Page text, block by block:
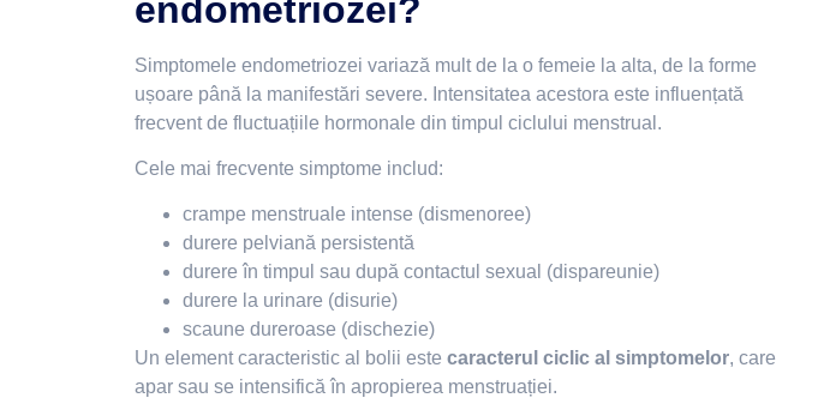
endometriozei?
Simptomele endometriozei variază mult de la o femeie la alta, de la forme
ușoare până la manifestări severe. Intensitatea acestora este influențată
frecvent de fluctuațiile hormonale din timpul ciclului menstrual.
Cele mai frecvente simptome includ:
crampe menstruale intense (dismenoree)
durere pelviană persistentă
durere în timpul sau după contactul sexual (dispareunie)
durere la urinare (disurie)
scaune dureroase (dischezie)
Un element caracteristic al bolii este caracterul ciclic al simptomelor, care
apar sau se intensifică în apropierea menstruației.